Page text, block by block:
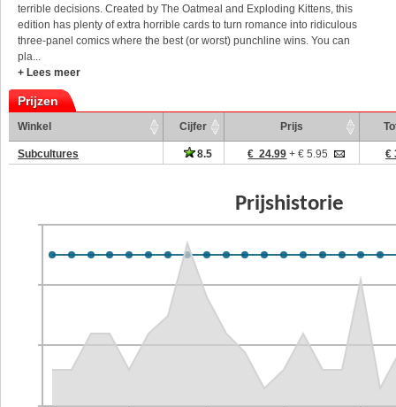
terrible decisions. Created by The Oatmeal and Exploding Kittens, this
edition has plenty of extra horrible cards to turn romance into ridiculous
three-panel comics where the best (or worst) punchline wins. You can
pla...
+ Lees meer
Prijzen
Winkel Cijfer Prijs
Subcultures 8.5 € 24.99 + € 5.95 €